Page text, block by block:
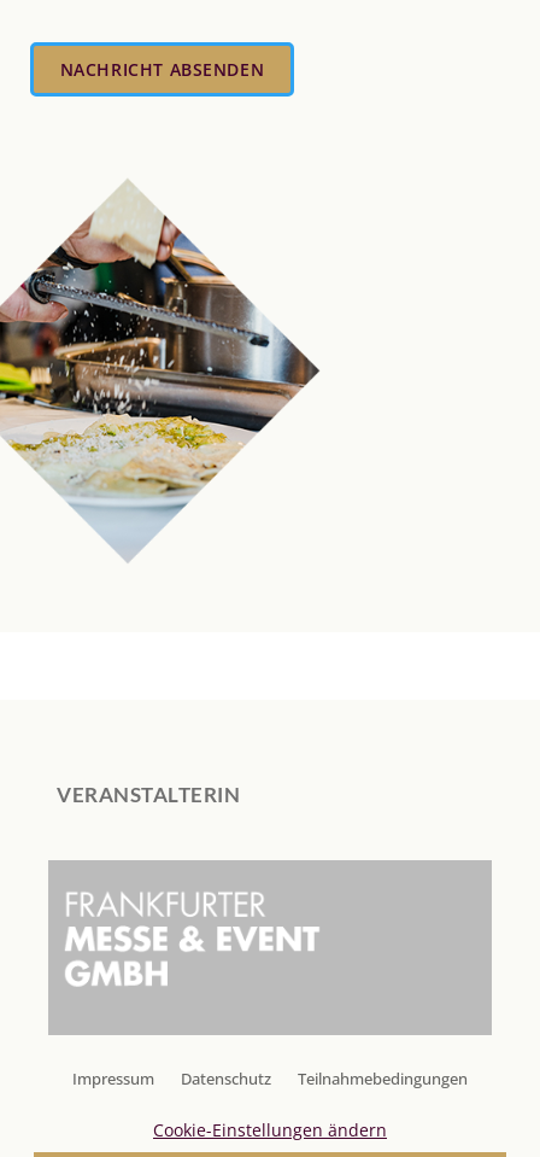
Feld
leer.
VERANSTALTERIN
Impressum Datenschutz Teilnahmebedingungen
Cookie-Einstellungen ändern